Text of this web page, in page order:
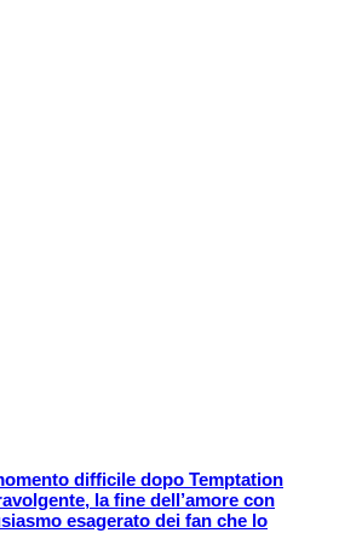
difficile dopo Temptation
la fine dell’amore con
esagerato dei fan che lo